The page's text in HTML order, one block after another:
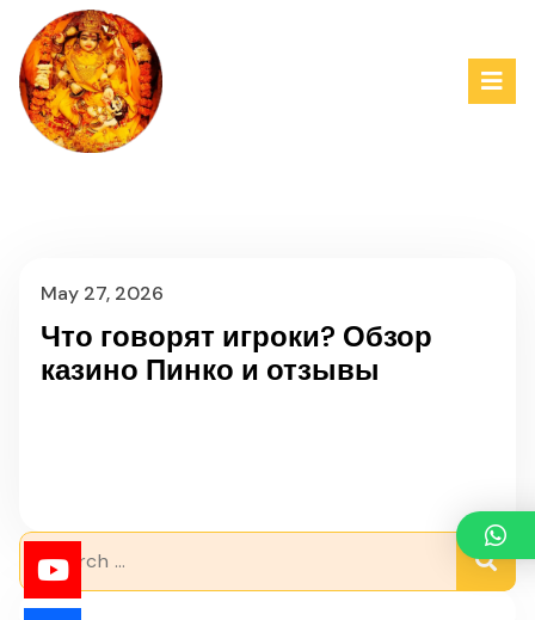
May 27, 2026
Что говорят игроки? Обзор
казино Пинко и отзывы